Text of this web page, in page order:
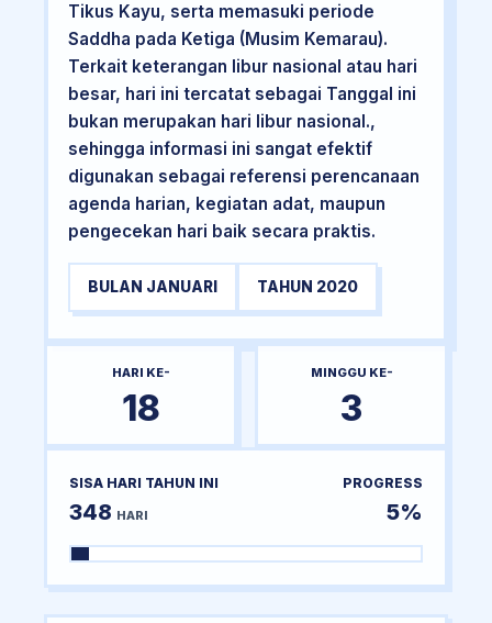
Tikus Kayu, serta memasuki periode
Saddha pada Ketiga (Musim Kemarau).
Terkait keterangan libur nasional atau hari
besar, hari ini tercatat sebagai Tanggal ini
bukan merupakan hari libur nasional.,
sehingga informasi ini sangat efektif
digunakan sebagai referensi perencanaan
agenda harian, kegiatan adat, maupun
pengecekan hari baik secara praktis.
BULAN JANUARI TAHUN 2020
HARI KE-
18
MINGGU KE-
3
SISA HARI TAHUN INI
348 HARI
PROGRESS
5%